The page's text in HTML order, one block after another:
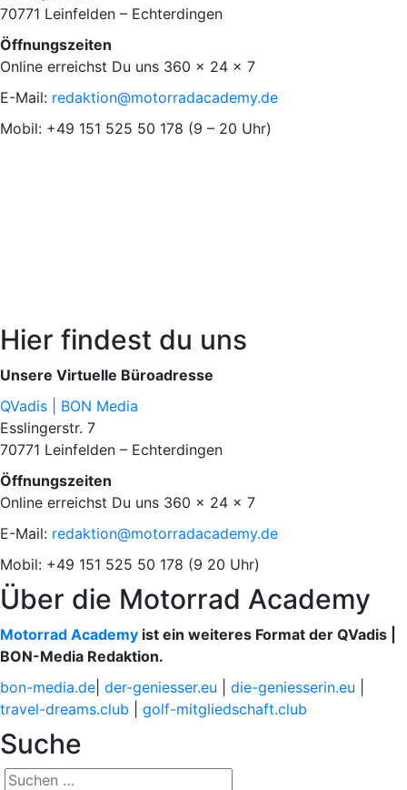
70771 Leinfelden – Echterdingen
Öffnungszeiten
Online erreichst Du uns 360 x 24 x 7
E-Mail: redaktion@motorradacademy.de
Mobil: +49 151 525 50 178 (9 – 20 Uhr)
Hier findest du uns
Unsere Virtuelle Büroadresse
QVadis | BON Media
Esslingerstr. 7
70771 Leinfelden – Echterdingen
Öffnungszeiten
Online erreichst Du uns 360 x 24 x 7
E-Mail: redaktion@motorradacademy.de
Mobil: +49 151 525 50 178 (9 20 Uhr)
Über die Motorrad Academy
Motorrad Academy ist ein weiteres Format der QVadis |
BON-Media Redaktion.
bon-media.de der-geniesser.eu die-geniesserin.eu
travel-dreams.club
golf-mitgliedschaft.club
Suche